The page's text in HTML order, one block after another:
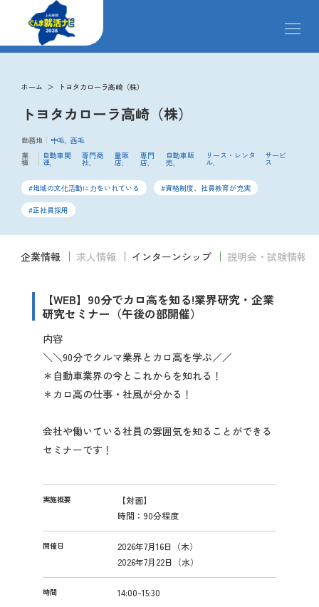
メ
掲載企業
インターンシップ
クローズアップ企業
2027年3月卒業予定の方
ぐんま就活ナビについて
ログイン
ホーム トヨタカローラ高崎（株）
トヨタカローラ高崎（株）
勤務地 中毛 西毛
業
種
自動車関
連
専門商
社
量販
店
専門
店
自動車販
売
リース・レンタ
ル
サービ
ス
地域の文化活動に力をいれている 資格制度、社員教育が充実
正社員採用
企業情報 求人情報 インターンシップ 説明会・試験情報
【WEB】90分でカロ高を知る!業界研究・企業
研究セミナー（午後の部開催）
内容
＼＼90分でクルマ業界とカロ高を学ぶ／／
＊自動車業界の今とこれからを知れる！
＊カロ高の仕事・社風が分かる！
会社や働いている社員の雰囲気を知ることができる
セミナーです！
ン
タ
ー
シ
ッ
細
実施概要
【対面】
時間：90分程度
開催日
2026年7月16日（木）
2026年7月22日（水）
時間 14:00-15:30